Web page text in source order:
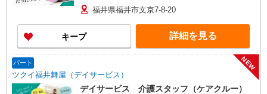
福井県福井市文京7-8-20
キープ 詳細を見る
パート
ツクイ福井舞屋（デイサービス）
NEW
デイサービス 介護スタッフ（ケアクルー）